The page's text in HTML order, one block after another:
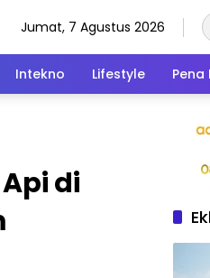
Jumat, 7 Agustus 2026
Intekno Lifestyle Pena
di